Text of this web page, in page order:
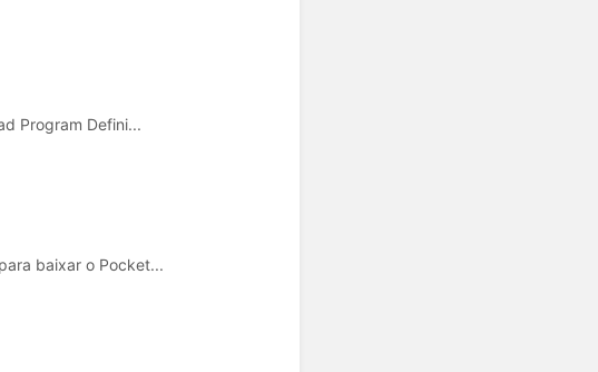
Program Defini...
baixar o Pocket...